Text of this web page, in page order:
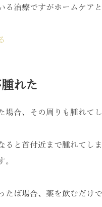
る治療ですがホームケア
れた
場合、その周りも腫れて
ると首付近まで腫れてし
たば場合、薬を飲むだけ